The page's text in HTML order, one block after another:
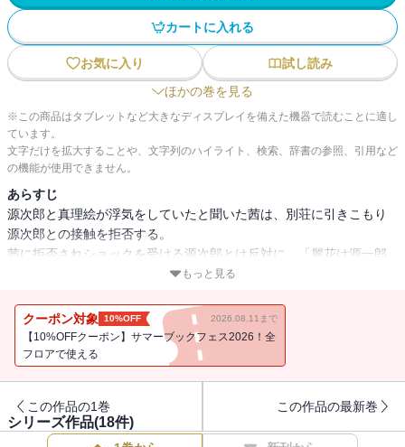
カートに入れる
お気に入り
試し読み
ほかの巻を見る
※この商品はタブレットなど大きなディスプレイを備えた機器で読むことに適し
ています。
文字だけを拡大することや、文字列のハイライト、検索、辞書の参照、引用など
の機能が使用できません。
あらすじ
源次郎と真理絵が浮気をしていたと聞いた茜は、別荘に引きこもり
源次郎との接触を拒否する。
茜に拒否されショックを受ける源次郎とは反対に、「麗花は源一郎
の心を取り戻すために記憶喪失の演技をしている」と源次郎からこ
一方、勘が鋭い源也は、第二の赤松（メイドに扮した修吾）が気に
なると呼び寄せて・・・ついに麗花に扮した真理絵と修吾が再会す
る！？
もっと見る
クーポン対象 10%OFF 2026.08.11まで
【10%OFFクーポン】サマーブックフェス2026！全
フロアで使える
この作品の1巻 この作品の最新巻
シリーズ作品(18件)